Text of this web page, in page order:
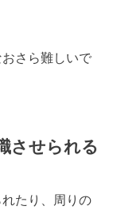
さら難しいで
させられる
たり、周りの